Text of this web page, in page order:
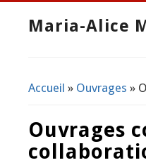
Maria-Alice
Vous êtes ici
Accueil » Ouvrages »
Ouvrages